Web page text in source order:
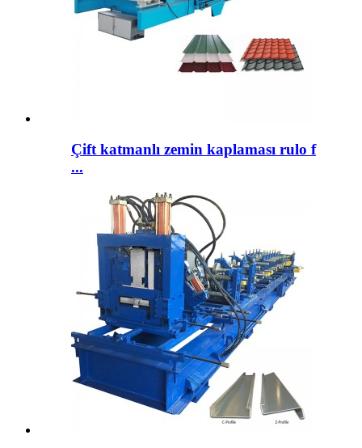
Çift katmanlı zemin kaplaması rulo f
...